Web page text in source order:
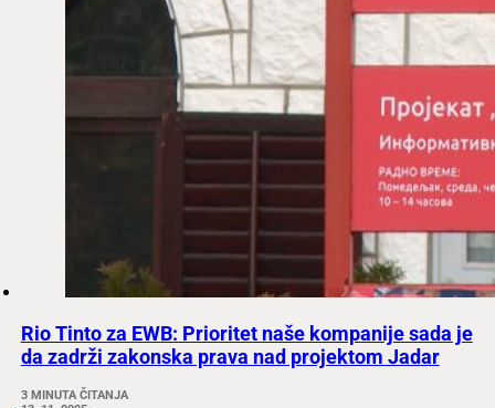
Rio Tinto za EWB: Prioritet naše kompanije sada je
da zadrži zakonska prava nad projektom Jadar
3 MINUTA ČITANJA